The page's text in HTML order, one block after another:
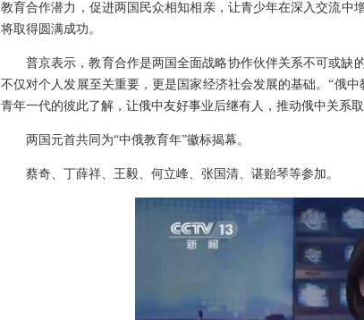
教育合作潜力，促进两国民众相知相亲，让青少年在深入交流中
将取得圆满成功。
普京表示，教育合作是两国全面战略协作伙伴关系不可或缺
不仅对个人发展至关重要，更是国家经济社会发展的基础。“俄
青年一代的彼此了解，让俄中友好事业后继有人，推动俄中关系取
两国元首共同为“中俄教育年”徽标揭幕。
蔡奇、丁薛祥、王毅、何立峰、张国清、谌贻琴等参加。